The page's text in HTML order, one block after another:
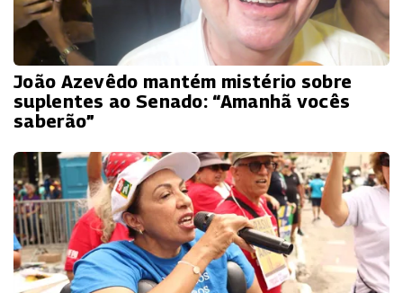
João Azevêdo mantém mistério sobre
suplentes ao Senado: “Amanhã vocês
saberão”